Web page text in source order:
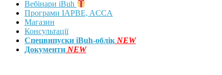
Вебінари iBuh
Програми IAPBE, ACCA
Магазин
Консультації
Спецвипуски iBuh-облік NEW
Документи NEW